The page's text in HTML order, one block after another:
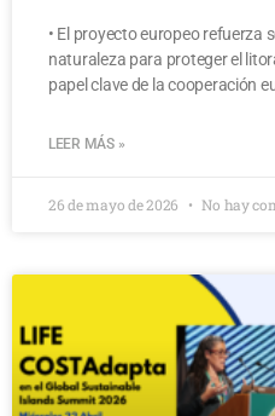
• El proyecto europeo refuerza
naturaleza para proteger el
papel clave de la cooperación
LEER MÁS »
26 de mayo de 2026 No hay